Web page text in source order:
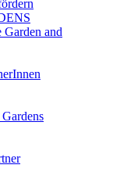
and